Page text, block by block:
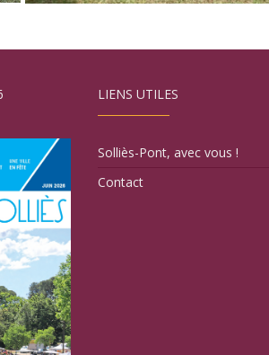
LIENS UTILES
Solliès-Pont, avec vous !
Contact